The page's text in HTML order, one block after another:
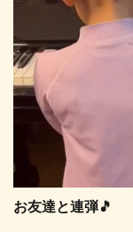
お友達と連弾🎵